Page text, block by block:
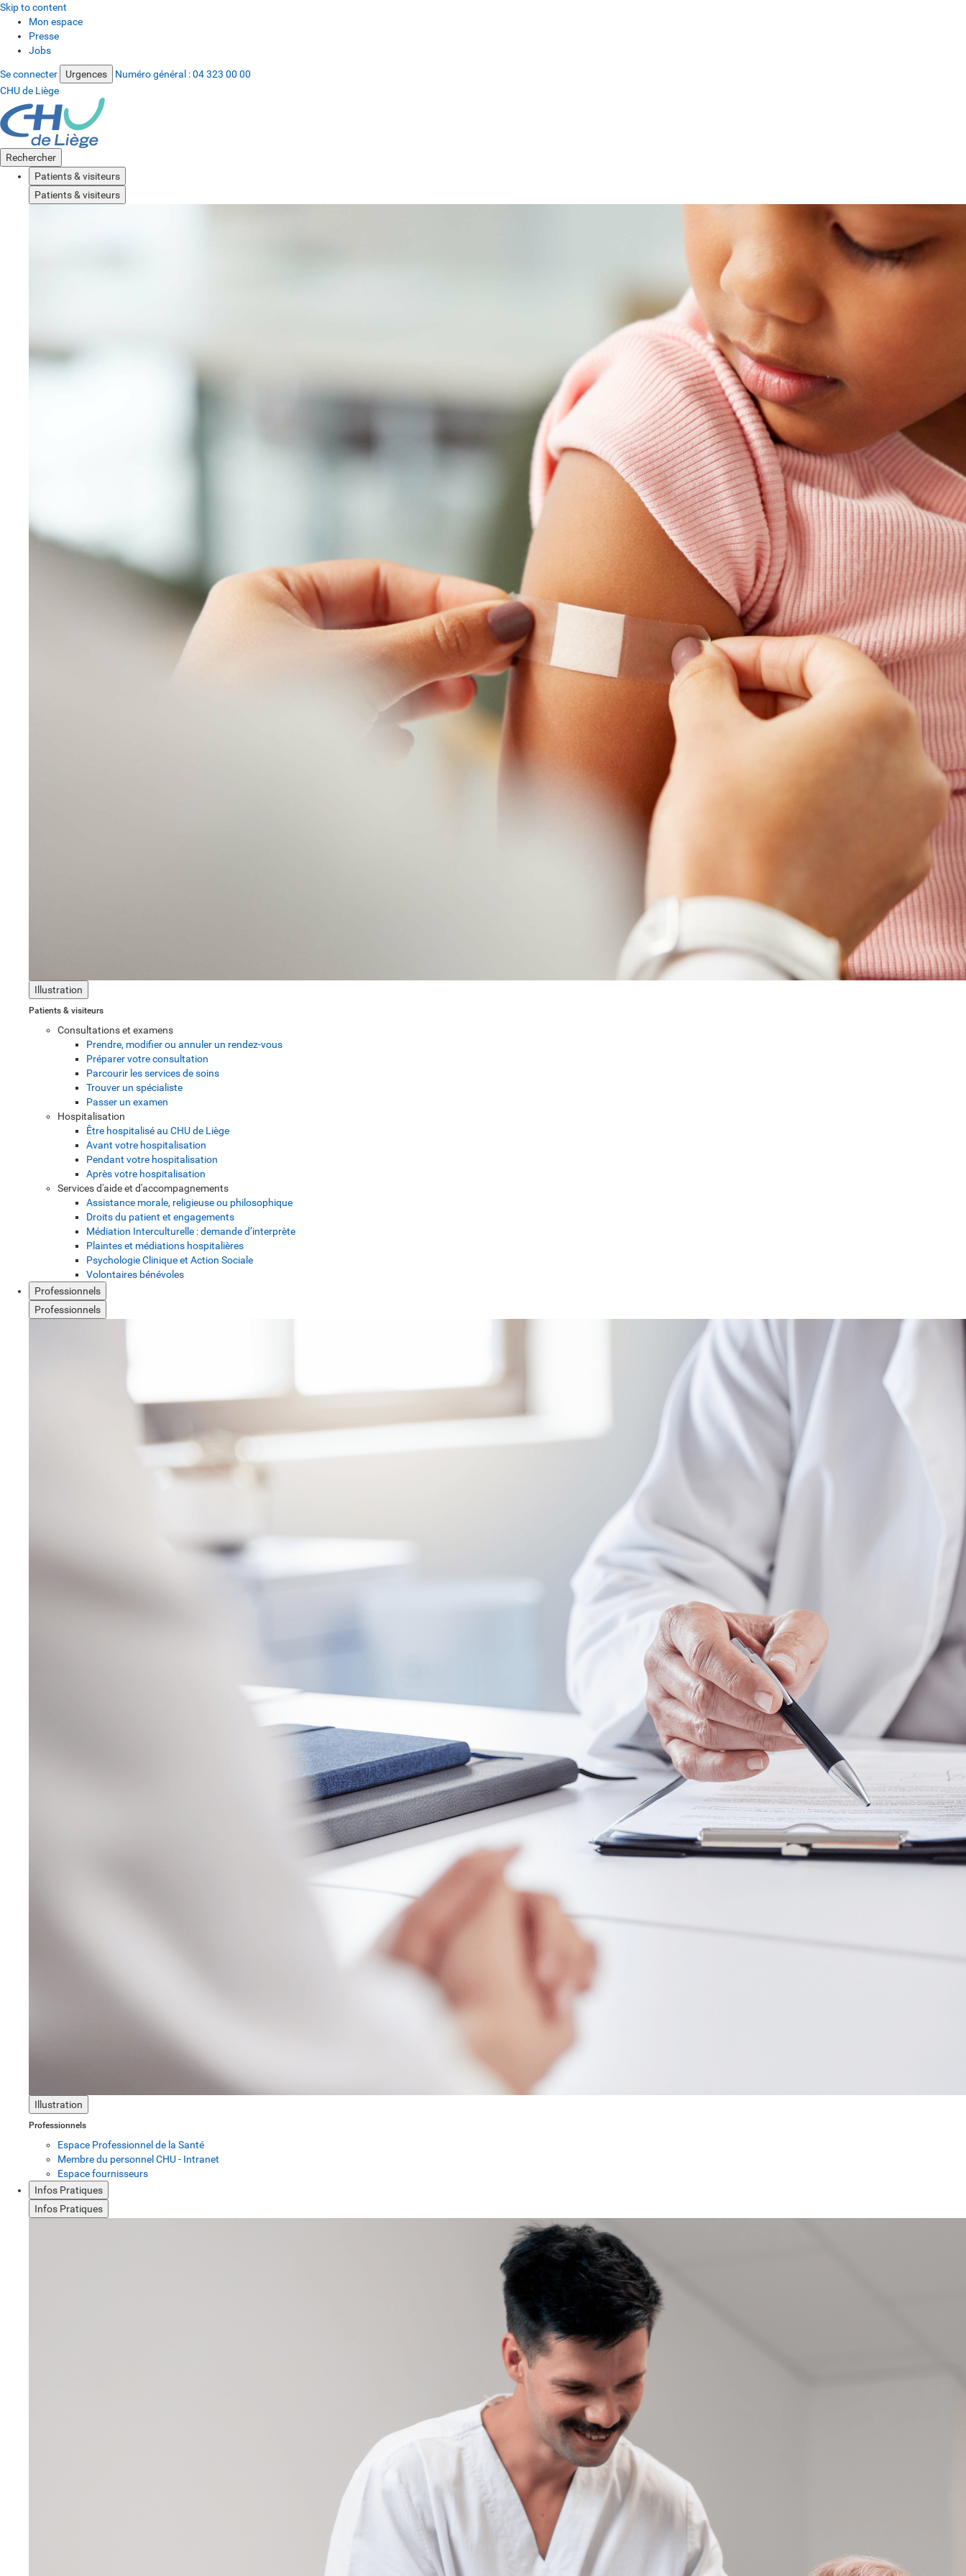
Skip to content
Mon espace
Presse
Jobs
Se connecter Urgences Numéro général :04 323 00 00
CHU de Liège
Rechercher
Patients & visiteurs
Patients & visiteurs
Illustration
Patients & visiteurs
Consultations et examens
Prendre, modifier ou annuler un rendez-vous
Préparer votre consultation
Parcourir les services de soins
Trouver un spécialiste
Passer un examen
Hospitalisation
Être hospitalisé au CHU de Liège
Avant votre hospitalisation
Pendant votre hospitalisation
Après votre hospitalisation
Services d'aide et d'accompagnements
Assistance morale, religieuse ou philosophique
Droits du patient et engagements
Médiation Interculturelle : demande d’interprète
Plaintes et médiations hospitalières
Psychologie Clinique et Action Sociale
Volontaires bénévoles
Professionnels
Professionnels
Illustration
Professionnels
Espace Professionnel de la Santé
Membre du personnel CHU - Intranet
Espace fournisseurs
Infos Pratiques
Infos Pratiques